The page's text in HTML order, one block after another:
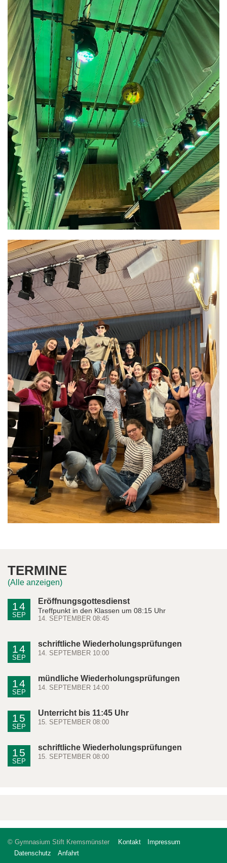
TERMINE
(Alle anzeigen)
14
SEP
Eröffnungsgottesdienst
Treffpunkt in den Klassen um 08:15 Uhr
14. SEPTEMBER 08:45
14
SEP
schriftliche Wiederholungsprüfungen
14. SEPTEMBER 10:00
14
SEP
mündliche Wiederholungsprüfungen
14. SEPTEMBER 14:00
15
SEP
Unterricht bis 11:45 Uhr
15. SEPTEMBER 08:00
15
SEP
schriftliche Wiederholungsprüfungen
15. SEPTEMBER 08:00
© Gymnasium Stift Kremsmünster Kontakt
Impressum
Datenschutz
Anfahrt